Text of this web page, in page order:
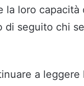
la loro
di seguito chi
a leggere